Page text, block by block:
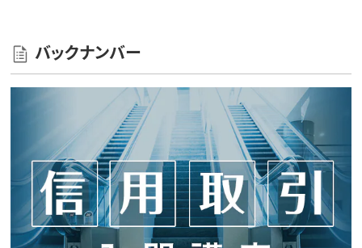
バックナンバー